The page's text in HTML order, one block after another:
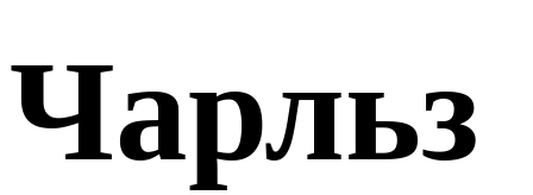
Чарльз